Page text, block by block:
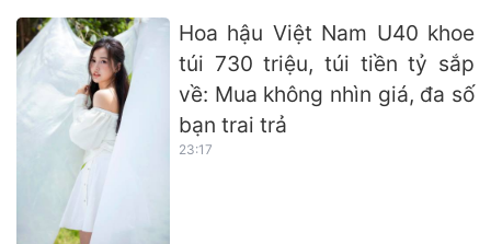
Hoa hậu Việt Nam U40 khoe
túi 730 triệu, túi tiền tỷ sắp
về: Mua không nhìn giá, đa số
bạn trai trả
23:17